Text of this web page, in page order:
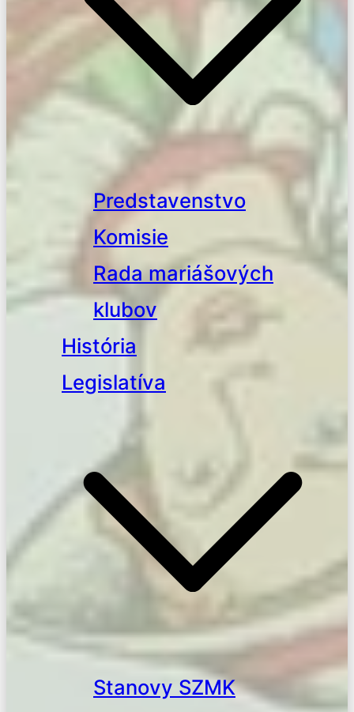
Predstavenstvo
Komisie
Rada mariášových
klubov
História
Legislatíva
Stanovy SZMK